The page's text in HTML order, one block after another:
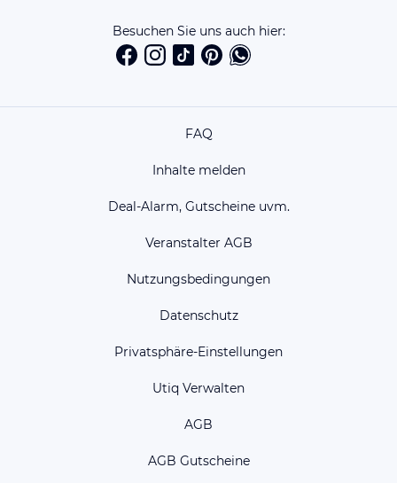
Besuchen Sie uns auch hier:
FAQ
Inhalte melden
Deal-Alarm, Gutscheine uvm.
Veranstalter AGB
Nutzungsbedingungen
Datenschutz
Privatsphäre-Einstellungen
Utiq Verwalten
AGB
AGB Gutscheine